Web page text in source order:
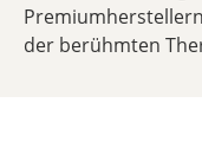
der berühmten